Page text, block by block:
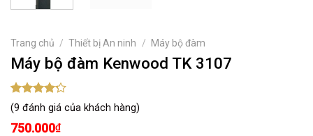
Trang chủ / Thiết bị An ninh / Máy bộ đàm
Máy bộ đàm Kenwood TK 3107
4.22trên
5 dựa
trên
9
đánh
(9 đánh giá của khách hàng)
750.000₫